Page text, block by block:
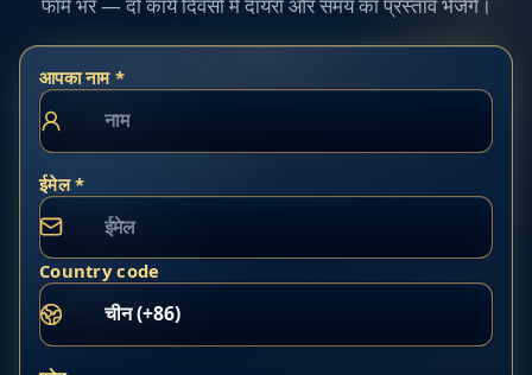
आपका नाम *
ईमेल *
Country code